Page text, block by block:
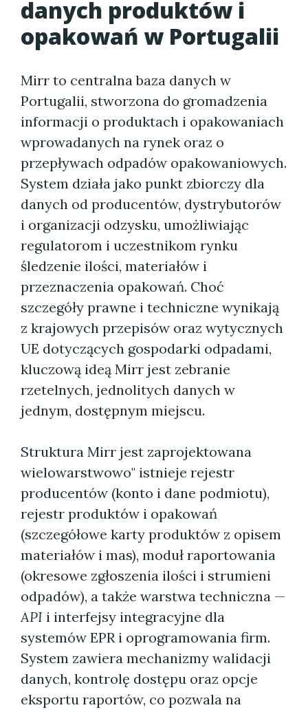
danych produktów i
opakowań w Portugalii
Mirr to centralna baza danych w
Portugalii, stworzona do gromadzenia
informacji o produktach i opakowaniach
wprowadanych na rynek oraz o
przepływach odpadów opakowaniowych.
System działa jako punkt zbiorczy dla
danych od producentów, dystrybutorów
i organizacji odzysku, umożliwiając
regulatorom i uczestnikom rynku
śledzenie ilości, materiałów i
przeznaczenia opakowań. Choć
szczegóły prawne i techniczne wynikają
z krajowych przepisów oraz wytycznych
UE dotyczących gospodarki odpadami,
kluczową ideą Mirr jest zebranie
rzetelnych, jednolitych danych w
jednym, dostępnym miejscu.
Struktura Mirr jest zaprojektowana
wielowarstwowo" istnieje rejestr
producentów (konto i dane podmiotu),
rejestr produktów i opakowań
(szczegółowe karty produktów z opisem
materiałów i mas), moduł raportowania
(okresowe zgłoszenia ilości i strumieni
odpadów), a także warstwa techniczna —
API i interfejsy integracyjne dla
systemów EPR i oprogramowania firm.
System zawiera mechanizmy walidacji
danych, kontrolę dostępu oraz opcje
eksportu raportów, co pozwala na